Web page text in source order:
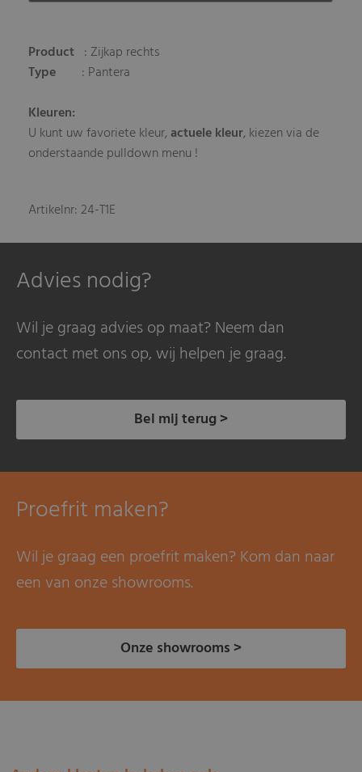
Product : Zijkap rechts
Type
: Pantera
Kleuren:
U kunt uw favoriete kleur, actuele kleur, kiezen via de
onderstaande pulldown menu !
Artikelnr: 24-T1E
Advies nodig?
Wil je graag advies op maat? Neem dan
contact met ons op, wij helpen je graag.
Bel mij terug >
Proefrit maken?
Wil je graag een proefrit maken? Kom dan naar
een van onze showrooms.
Onze showrooms >